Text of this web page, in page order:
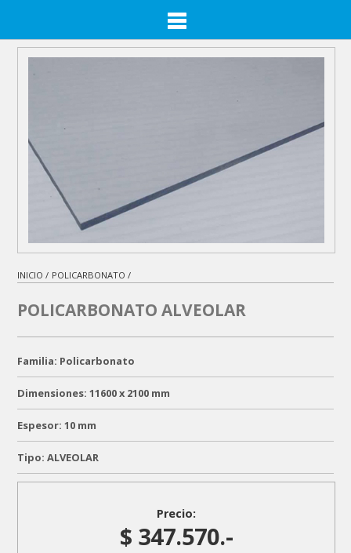
INICIO / POLICARBONATO /
POLICARBONATO ALVEOLAR
Familia: Policarbonato
Dimensiones: 11600 x 2100 mm
Espesor: 10 mm
Tipo: ALVEOLAR
Precio:
$ 347.570.-